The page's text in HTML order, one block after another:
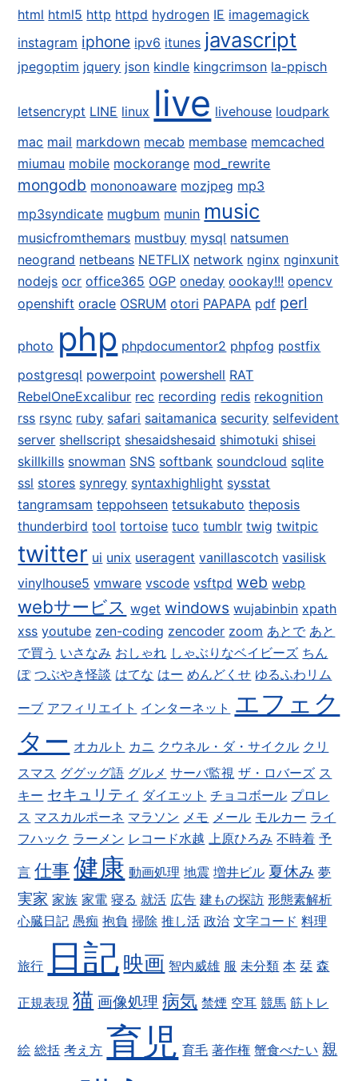
html html5 http httpd hydrogen IE imagemagick
instagram iphone ipv6 itunes javascript
jpegoptim jquery json kindle kingcrimson la-ppisch
letsencrypt LINE linux live livehouse loudpark
mac mail markdown mecab membase memcached
miumau mobile mockorange mod_rewrite
mongodb mononoaware mozjpeg mp3
mp3syndicate mugbum munin music
musicfromthemars mustbuy mysql natsumen
neogrand netbeans NETFLIX network nginx nginxunit
nodejs ocr office365 OGP oneday oookay!!! opencv
openshift oracle OSRUM otori PAPAPA pdf perl
photo php phpdocumentor2 phpfog postfix
postgresql powerpoint powershell RAT
RebelOneExcalibur rec recording redis rekognition
rss rsync ruby safari saitamanica security selfevident
server shellscript shesaidshesaid shimotuki shisei
skillkills snowman SNS softbank soundcloud sqlite
ssl stores synregy syntaxhighlight sysstat
tangramsam teppohseen tetsukabuto theposis
thunderbird tool tortoise tuco tumblr twig twitpic
twitter ui unix useragent vanillascotch vasilisk
vinylhouse5 vmware vscode vsftpd web webp
webサービス wget windows wujabinbin xpath
xss youtube zen-coding zencoder zoom あとで あと
で買う いさなみ おしゃれ しゃぶりなベイビーズ ちん
ぽ つぶやき怪談 はてな はー めんどくせ ゆるふわリム
ーブ アフィリエイト インターネット エフェク
ター オカルト カニ クウネル・ダ・サイクル クリ
スマス ググッグ語 グルメ サーバ監視 ザ・ロバーズ ス
キー セキュリティ ダイエット チョコボール プロレ
ス マスカルポーネ マラソン メモ メール モルカー ライ
フハック ラーメン レコード水越 上原ひろみ 不時着 予
言 仕事 健康 動画処理 地震 増井ビル 夏休み 夢
実家 家族 家電 寝る 就活 広告 建もの探訪 形態素解析
心臓日記 愚痴 抱負 掃除 推し活 政治 文字コード 料理
旅行 日記映画 智内威雄 服 未分類 本 栞 森
正規表現 猫 画像処理 病気 禁煙 空耳 競馬 筋トレ
絵 総括 考え方 育児 育毛 著作権 蟹食べたい 親